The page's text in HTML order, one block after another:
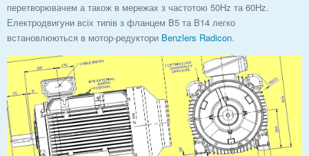
перетворювачем а також в мережах з частотою 50Hz та 60Hz.
Електродвигуни всіх типів з фланцем B5 та B14 легко
встановлюються в мотор-редуктори Benzlers Radicon.